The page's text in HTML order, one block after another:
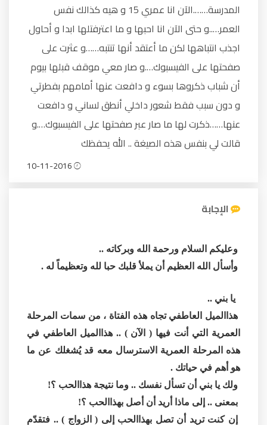
المدرسة…….الآن انا عمري 15 و هيه كذالك نفس
العمر…..و حتى الآن انا احبها و ما اعترفتلها ابدا و أحاول
اجذب انتباهها لكن ما أعتقد أنها تنتبه……و عثرت على
صفحتها على الفيسبوك….و صار معي موقف قبلها بيوم
أن شباب ذكروها بسوء و دافعت عنها أمامهم بفطرتي
و دون سبب فقط شعور داخلي أنطق لساني و دافعت
عنها……ذكرت لها ما صار عبر صفحتها على الفيسبوك….و
قالت لي بنفس هذه الصيغة .. الله يحفظك
الإجابة
وعليكم السلام ورحمة الله وبركاته ..
وأسأل الله العظيم أن يملأ قلبك حبا لله وتعظيماً له .
يا بني ..
هذاالميل العاطفي تجاه هذه الفتاة ، من سمات المرحلة
العمرية التي أنت فيها ( الآن ) .. هذاالميل العاطفي في
هذه المرحلة العمرية الاسترسال معه قد يُشغلك عن ما
هو أهم في حياتك .
ولك يا بني أن تسأل نفسك .. وما نتيجة هذاالحب ؟!
بمعنى .. إلى ماذا أريد أن أصل بهذاالحب ؟!
إن كنت تريد أن تصل بهذاالحب إلى ( الزواج ) .. فتقدّم